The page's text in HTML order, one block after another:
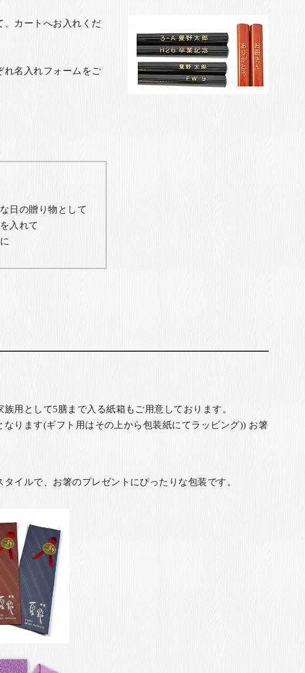
、カートへお入れくだ
れ名入れフォームをご
日の贈り物として
入れて
用として5膳まで入る紙箱もご用意しております。
ります(ギフト用はその上から包装紙にてラッピング)) お箸
イルで、お箸のプレゼントにぴったりな包装です。